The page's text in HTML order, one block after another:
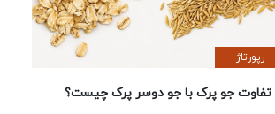
رپورتاژ
تفاوت جو پرک با جو دوسر پرک چیست؟